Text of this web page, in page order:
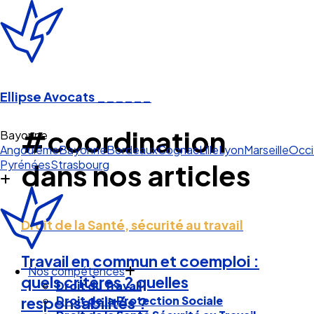
Ellipse Avocats
Bayonne
AngoulêmeBayonneBordeauxCognacLilleLyonMarseille
PyrénéesStrasbourg
Nos compétences
Droit du Travail
Droit de la Protection Sociale
#coordination
dans nos articles
Droit de la Santé, sécurité au travail
Travail en commun et coemploi :
quels critères ? quelles
responsabilités ?